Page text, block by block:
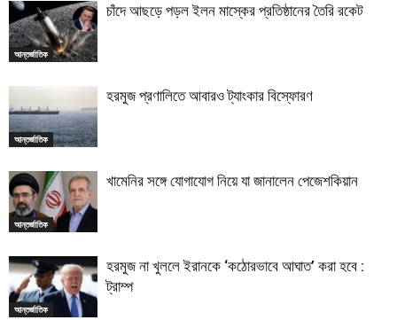
আন্তর্জাতিক
চাঁদে আছড়ে পড়ল ইলন মাস্কের প্রতিষ্ঠানের তৈরি রকেট
আন্তর্জাতিক
হরমুজ প্রণালিতে আবারও ট্যাংকার বিস্ফোরণ
আন্তর্জাতিক
খামেনির সঙ্গে যোগাযোগ নিয়ে যা জানালেন পেজেশকিয়ান
আন্তর্জাতিক
হরমুজ না খুললে ইরানকে ‘কঠোরভাবে আঘাত’ করা হবে :
ট্রাম্প